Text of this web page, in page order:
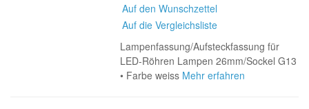
Auf den Wunschzettel
Auf die Vergleichsliste
Lampenfassung/Aufsteckfassung für
LED-Röhren Lampen 26mm/Sockel G13
• Farbe weiss Mehr erfahren